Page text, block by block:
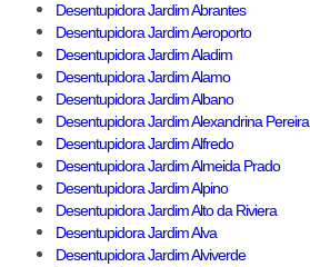
Desentupidora Jardim Abrantes
Desentupidora Jardim Aeroporto
Desentupidora Jardim Aladim
Desentupidora Jardim Alamo
Desentupidora Jardim Albano
Desentupidora Jardim Alexandrina Pereira
Desentupidora Jardim Alfredo
Desentupidora Jardim Almeida Prado
Desentupidora Jardim Alpino
Desentupidora Jardim Alto da Riviera
Desentupidora Jardim Alva
Desentupidora Jardim Alviverde